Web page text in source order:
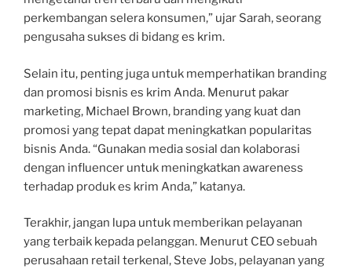
perkembangan selera konsumen,” ujar Sarah, seorang
pengusaha sukses di bidang es krim.
Selain itu, penting juga untuk memperhatikan branding
dan promosi bisnis es krim Anda. Menurut pakar
marketing, Michael Brown, branding yang kuat dan
promosi yang tepat dapat meningkatkan popularitas
bisnis Anda. “Gunakan media sosial dan kolaborasi
dengan influencer untuk meningkatkan awareness
terhadap produk es krim Anda,” katanya.
Terakhir, jangan lupa untuk memberikan pelayanan
yang terbaik kepada pelanggan. Menurut CEO sebuah
perusahaan retail terkenal, Steve Jobs, pelayanan yang